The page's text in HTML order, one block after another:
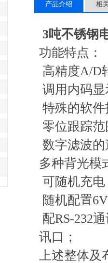
产品介绍 相
3吨不锈钢
功能特点：
高精度A/D
调用内码
特殊的软
零位跟踪
数字滤波
多种背光模
可随机充
随机配置
配RS-232
讯口；
上述整体及